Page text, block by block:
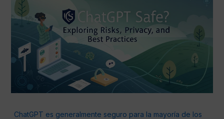
ChatGPT es generalmente seguro para la mayoría de los